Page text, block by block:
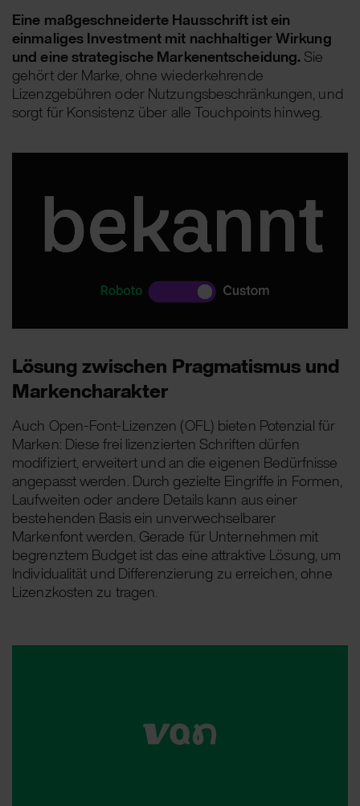
Eine maßgeschneiderte Hausschrift ist ein
einmaliges Investment mit nachhaltiger Wirkung
und eine strategische Markenentscheidung. Sie
gehört der Marke, ohne wiederkehrende
Lizenzgebühren oder Nutzungsbeschränkungen, und
sorgt für Konsistenz über alle Touchpoints hinweg.
Lösung zwischen Pragmatismus und
Markencharakter
Auch Open-Font-Lizenzen (OFL) bieten Potenzial für
Marken: Diese frei lizenzierten Schriften dürfen
modifiziert, erweitert und an die eigenen Bedürfnisse
angepasst werden. Durch gezielte Eingriffe in Formen,
Laufweiten oder andere Details kann aus einer
bestehenden Basis ein unverwechselbarer
Markenfont werden. Gerade für Unternehmen mit
begrenztem Budget ist das eine attraktive Lösung, um
Individualität und Differenzierung zu erreichen, ohne
Lizenzkosten zu tragen.